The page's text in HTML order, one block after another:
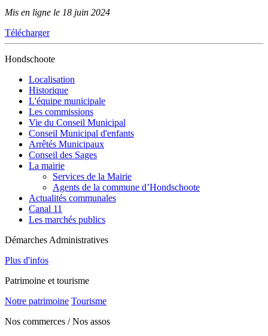
Mis en ligne le 18 juin 2024
Télécharger
Hondschoote
Localisation
Historique
L'équipe municipale
Les commissions
Vie du Conseil Municipal
Conseil Municipal d'enfants
Arrêtés Municipaux
Conseil des Sages
La mairie
Services de la Mairie
Agents de la commune d’Hondschoote
Actualités communales
Canal 11
Les marchés publics
Démarches Administratives
Plus d'infos
Patrimoine et tourisme
Notre patrimoine Tourisme
Nos commerces / Nos assos